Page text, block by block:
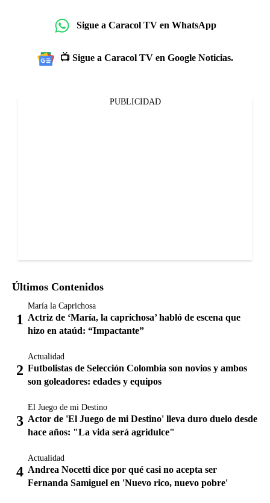
Sigue a Caracol TV en WhatsApp
📺 Sigue a Caracol TV en Google Noticias.
PUBLICIDAD
Últimos Contenidos
María la Caprichosa
Actriz de ‘María, la caprichosa’ habló de escena que
hizo en ataúd: “Impactante”
Actualidad
Futbolistas de Selección Colombia son novios y ambos
son goleadores: edades y equipos
El Juego de mi Destino
Actor de 'El Juego de mi Destino' lleva duro duelo desde
hace años: "La vida será agridulce"
Actualidad
Andrea Nocetti dice por qué casi no acepta ser
Fernanda Samiguel en 'Nuevo rico, nuevo pobre'